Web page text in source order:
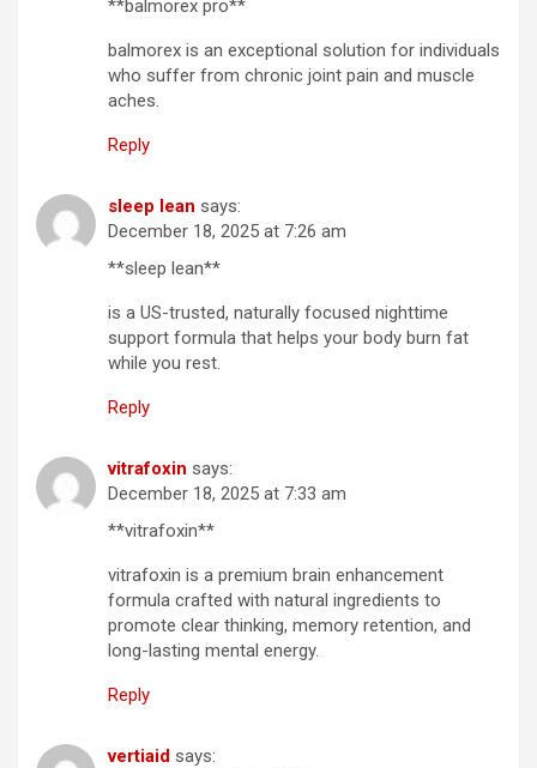
**balmorex pro**
balmorex is an exceptional solution for individuals
who suffer from chronic joint pain and muscle
aches.
Reply
sleep lean says:
December 18, 2025 at 7:26 am
**sleep lean**
is a US-trusted, naturally focused nighttime
support formula that helps your body burn fat
while you rest.
Reply
vitrafoxin says:
December 18, 2025 at 7:33 am
**vitrafoxin**
vitrafoxin is a premium brain enhancement
formula crafted with natural ingredients to
promote clear thinking, memory retention, and
long-lasting mental energy.
Reply
vertiaid says: